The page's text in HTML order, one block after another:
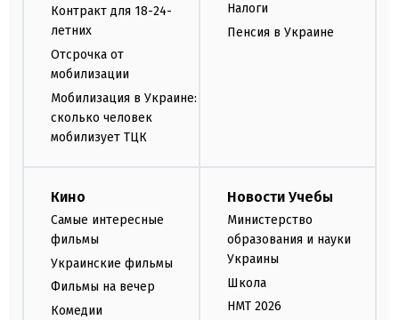
Контракт для 18-24-
летних
Отсрочка от
мобилизации
Мобилизация в Украине:
сколько человек
мобилизует ТЦК
Налоги
Пенсия в Украине
Кино
Самые интересные
фильмы
Украинские фильмы
Фильмы на вечер
Комедии
Новости Учебы
Министерство
образования и науки
Украины
Школа
НМТ 2026